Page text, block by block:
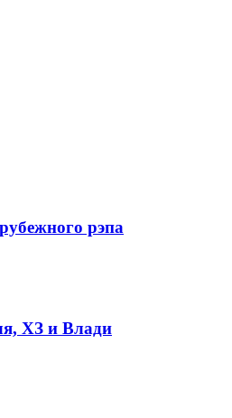
рэпа
ХЗ и Влади